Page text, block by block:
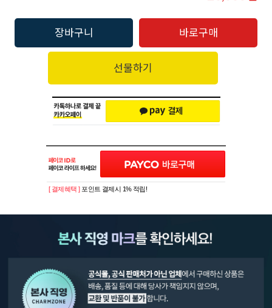
장바구니 바로구매
선물하기
[ 결제혜택 ] 포인트 결제시 1% 적립!